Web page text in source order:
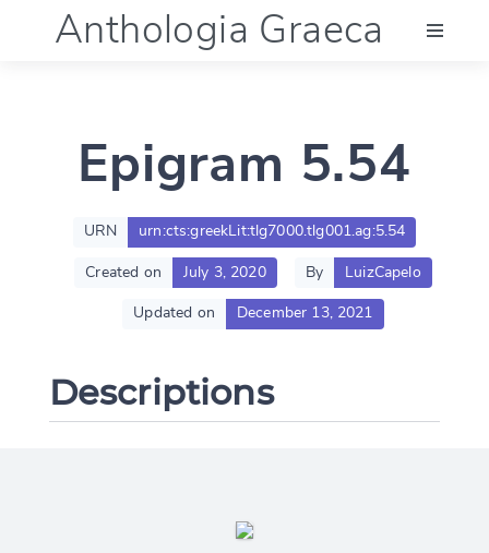
Anthologia Graeca
Language (en)
Documentation
Epigram 5.54
URN urn:cts:greekLit:tlg7000.tlg001.ag:5.54
Created on July 3, 2020 By LuizCapelo
Updated on December 13, 2021
Descriptions